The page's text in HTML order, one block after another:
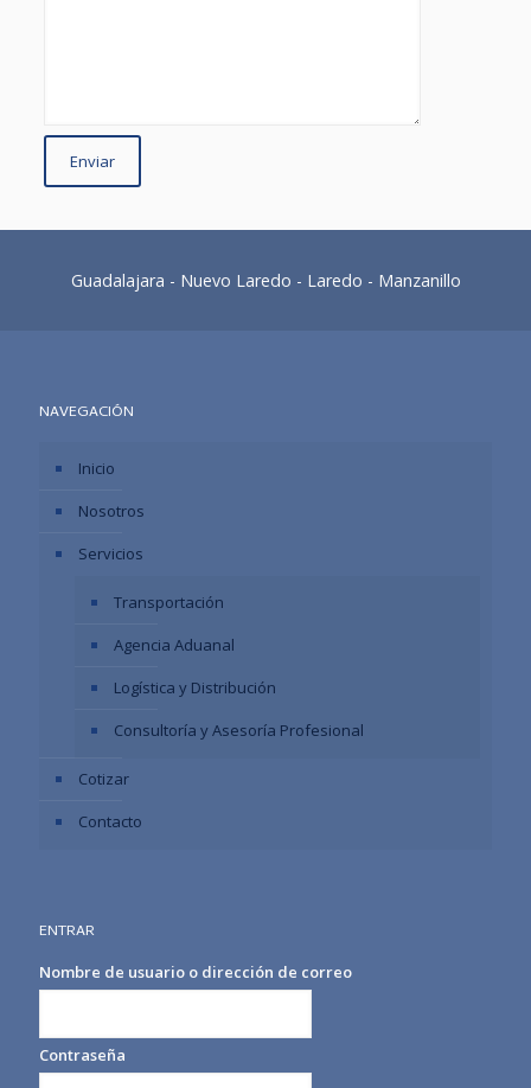
Guadalajara - Nuevo Laredo - Laredo - Manzanillo
NAVEGACIÓN
Inicio
Nosotros
Servicios
Transportación
Agencia Aduanal
Logística y Distribución
Consultoría y Asesoría Profesional
Cotizar
Contacto
ENTRAR
Nombre de usuario o dirección de correo
Contraseña